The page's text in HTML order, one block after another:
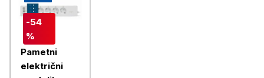
-54
%
Pametni
električni